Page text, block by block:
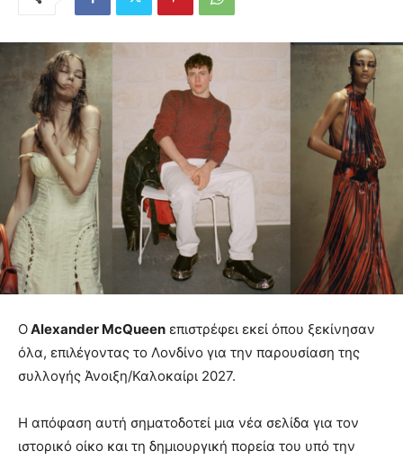
ΟAlexander McQueen επιστρέφει εκεί όπου ξεκίνησαν
όλα, επιλέγοντας το Λονδίνο για την παρουσίαση της
συλλογής Άνοιξη/Καλοκαίρι 2027.
Η απόφαση αυτή σηματοδοτεί μια νέα σελίδα για τον
ιστορικό οίκο και τη δημιουργική πορεία του υπό την